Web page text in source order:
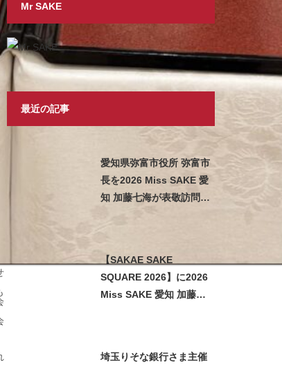
Mr SAKE
最近の記事
愛知県弥富市役所 弥富市
長を2026 Miss SAKE 愛
知 加藤七海が表敬訪問い
【SAKAE SAKE
SQUARE 2026】に2026
Miss SAKE 愛知 加藤七
埼玉りそな銀行さま主催